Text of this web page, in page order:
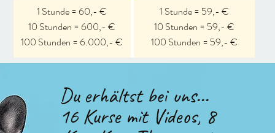
1 Stunde = 60,- €
10 Stunden = 600,- €
100 Stunden = 6.000,- €
1 Stunde = 59,- €
10 Stunden = 59,- €
100 Stunden = 59,- €
Du erhältst bei uns...
16 Kurse mit Videos, 8